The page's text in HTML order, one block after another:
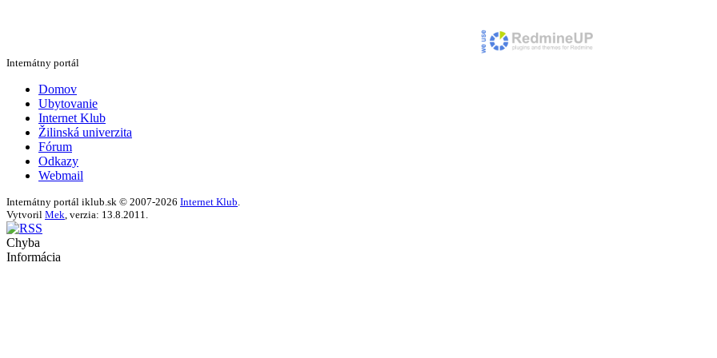
Internátny portál
Domov
Ubytovanie
Internet Klub
Žilinská univerzita
Fórum
Odkazy
Webmail
Internátny portál iklub.sk © 2007-2026 Internet Klub
Vytvoril Mek , verzia: 13.8.2011.
Chyba
Informácia